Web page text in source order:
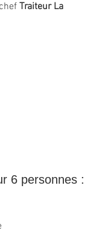
Traiteur La
6 personnes :